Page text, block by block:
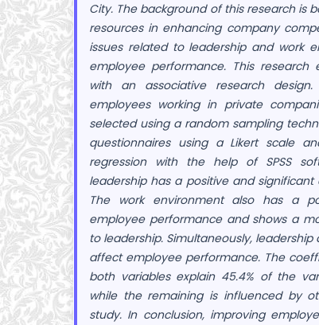
City. The background of this research is
resources in enhancing company
issues related to leadership and work
employee performance. This
with an associative research
employees working in private
selected using a random sampling
questionnaires using a Likert scale
regression with the help of SPSS
leadership has a positive and
The work environment also has a
employee performance and shows a
to leadership. Simultaneously,
affect employee performance. The
both variables explain 45.4% of the
while the remaining is influenced by
study. In conclusion, improving